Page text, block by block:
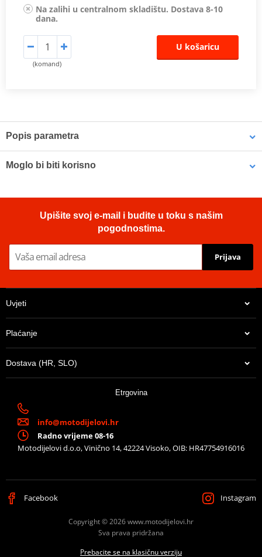
Na zalihi u centralnom skladištu. Dostava 8-10
dana.
(komand)
U košaricu
Popis parametra
Up-to-date SHAD online catalogue-click here
Moglo bi biti korisno
Na zalihi u centralnom skladištu. Dostava 8-10 dana.
Upišite svoj e-mail i budite u toku s našim
pogodnostima.
Prijava
Uvjeti
Plaćanje
Dostava (HR, SLO)
Etrgovina
info@motodijelovi.hr
Radno vrijeme 08-16
Motodijelovi d.o.o, Vinično 14, 42224 Visoko, OIB: HR47754916016
Facebook Instagram
Copyright © 2026 www.motodijelovi.hr
Sva prava pridržana
Prebacite se na klasičnu verziju